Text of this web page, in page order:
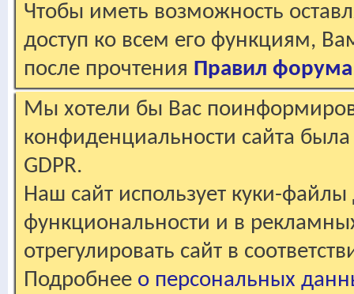
Чтобы иметь возможность
доступ ко всем его функциям,
после прочтения Правил форума
Мы хотели бы Вас
конфиденциальности сайта
GDPR.
Наш сайт использует куки-файлы
функциональности и в
отрегулировать сайт в
Подробнее о персональных